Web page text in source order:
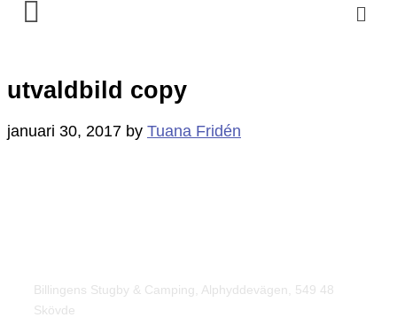
utvaldbild copy
januari 30, 2017 by Tuana Fridén
Billingens Stugby & Camping, Alphyddevägen, 549 48
Skövde